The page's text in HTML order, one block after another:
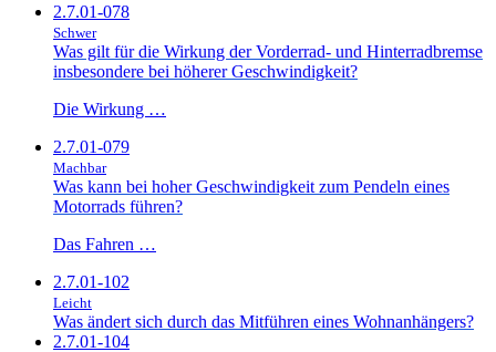
2.7.01-078
Schwer
Was gilt für die Wirkung der Vorderrad- und Hinterradbremse
insbesondere bei höherer Geschwindigkeit?
Die Wirkung …
2.7.01-079
Machbar
Was kann bei hoher Geschwindigkeit zum Pendeln eines
Motorrads führen?
Das Fahren …
2.7.01-102
Leicht
Was ändert sich durch das Mitführen eines Wohnanhängers?
2.7.01-104